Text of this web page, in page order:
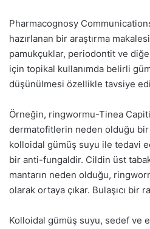
Pharmacognosy
hazırlanan bir araştırma
pamukçuklar, periodontit ve
için topikal kullanımda belirli
düşünülmesi özellikle tavsiye
Örneğin, ringwormu-Tinea
dermatofitlerin neden olduğu
kolloidal gümüş suyu ile tedavi
bir anti-fungaldir. Cildin üst
mantarın neden olduğu,
olarak ortaya çıkar. Bulaşıcı bir
Kolloidal gümüş suyu, sedef ve